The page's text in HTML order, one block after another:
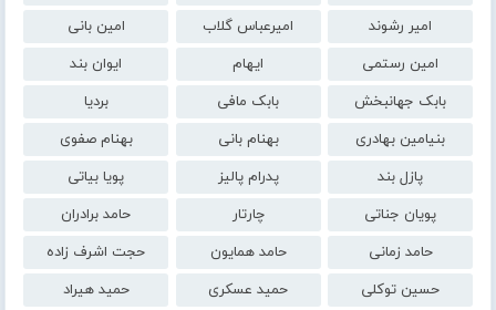
امیر رشوند
امیرعباس گلاب
امین بانی
امین رستمی
ایهام
ایوان بند
بابک جهانبخش
بابک مافی
بردیا
بنیامین بهادری
بهنام بانی
بهنام صفوی
پازل بند
پدرام پالیز
پویا بیاتی
پویان جناتی
چارتار
حامد برادران
حامد زمانی
حامد همایون
حجت اشرف زاده
حسین توکلی
حمید عسکری
حمید هیراد